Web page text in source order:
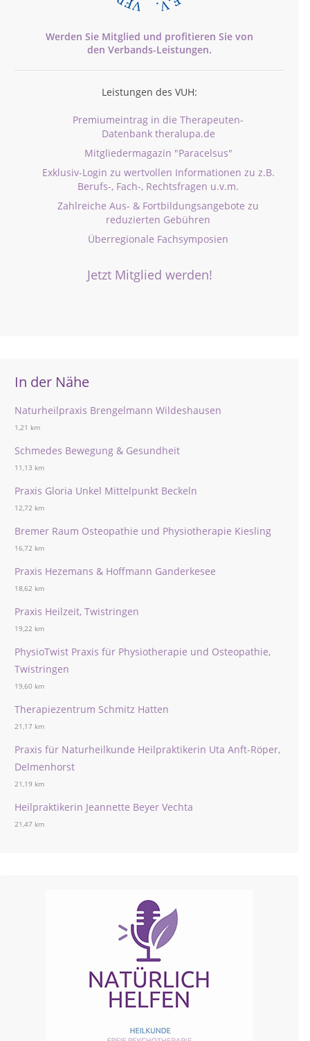
Werden Sie Mitglied und profitieren Sie von
den Verbands-Leistungen.
Leistungen des VUH:
Premiumeintrag in die Therapeuten-
Datenbank theralupa.de
Mitgliedermagazin "Paracelsus"
Exklusiv-Login zu wertvollen Informationen zu z.B.
Berufs-, Fach-, Rechtsfragen u.v.m.
Zahlreiche Aus- & Fortbildungsangebote zu
reduzierten Gebühren
Überregionale Fachsymposien
Jetzt Mitglied werden!
In der Nähe
Naturheilpraxis Brengelmann Wildeshausen
1,21 km
Schmedes Bewegung & Gesundheit
11,13 km
Praxis Gloria Unkel Mittelpunkt Beckeln
12,72 km
Bremer Raum Osteopathie und Physiotherapie Kiesling
16,72 km
Praxis Hezemans & Hoffmann Ganderkesee
18,62 km
Praxis Heilzeit, Twistringen
19,22 km
PhysioTwist Praxis für Physiotherapie und Osteopathie,
Twistringen
19,60 km
Therapiezentrum Schmitz Hatten
21,17 km
Praxis für Naturheilkunde Heilpraktikerin Uta Anft-Röper,
Delmenhorst
21,19 km
Heilpraktikerin Jeannette Beyer Vechta
21,47 km